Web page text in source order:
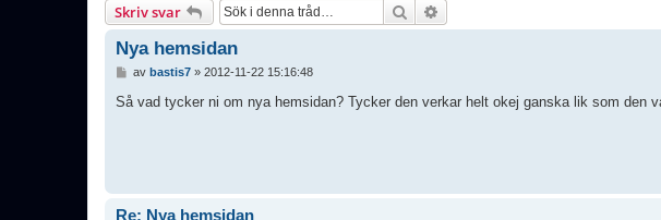
Skriv svar Sök
Nya hemsidan
l
av bastis7» 2012-11-22 15:16:48
Så vad tycker ni om nya hemsidan? Tycker den verkar helt okej ganska lik som den
Re: Nya hemsidan